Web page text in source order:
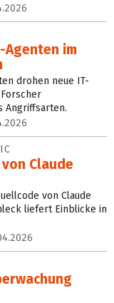
Agenten im
drohen neue IT-
Angriffsarten.
Claude
von Claude
liefert Einblicke in